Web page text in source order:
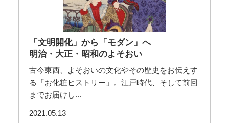
「文明開化」から「モダン」へ
明治・大正・昭和のよそおい
古今東西、よそおいの文化やその歴史をお伝えす
る「お化粧ヒストリー」。江戸時代、そして前回
までお届けし...
2021.05.13